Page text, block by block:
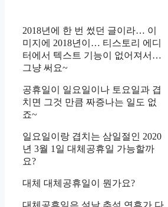
2018년에 한 번 썼던 글이라… 이
미지에 2018년이… 티스토리 에디
터에서 텍스트 기능이 없어져서…
그냥 써요~
공휴일이 일요일이나 토요일과 겹
치면 그것 만큼 짜증나는 일도 없
죠~
일요일이랑 겹치는 삼일절인 2020
년 3월 1일 대체공휴일 가능할까
요?
대체 대체공휴일이 뭔가요?